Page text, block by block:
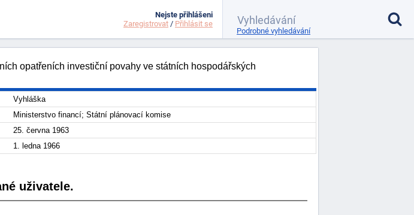
opatřeních investiční povahy ve státních hospodářských
Vyhláška
Ministerstvo financí; Státní plánovací komise
25. června 1963
1. ledna 1966
uživatele.
Nejste přihlášeni
Zaregistrovat / Přihlásit se
Podrobné vyhledávání